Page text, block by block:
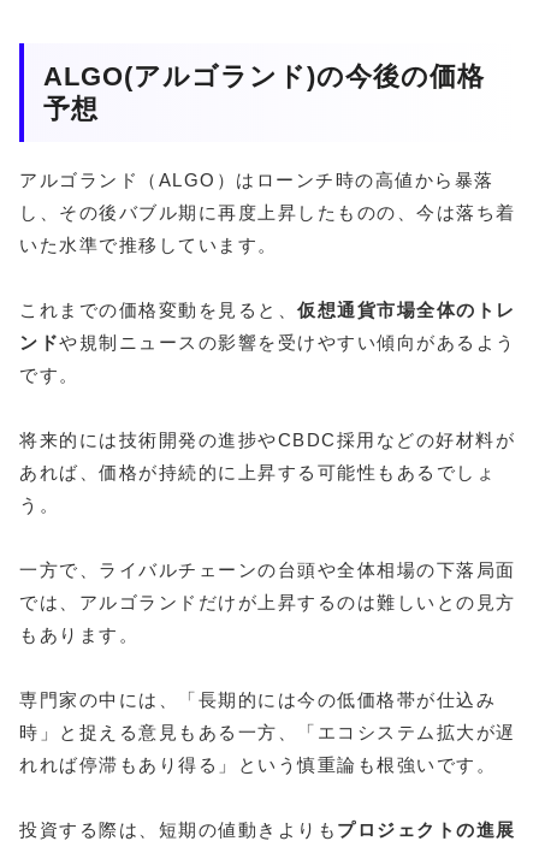
ALGO(アルゴランド)の今後の価格
予想
アルゴランド（ALGO）はローンチ時の高値から暴落
し、その後バブル期に再度上昇したものの、今は落ち着
いた水準で推移しています。
これまでの価格変動を見ると、 仮想通貨市場全体のトレ
ンドや規制ニュースの影響を受けやすい傾向があるよう
です。
将来的には技術開発の進捗やCBDC採用などの好材料が
あれば、価格が持続的に上昇する可能性もあるでしょ
う。
一方で、ライバルチェーンの台頭や全体相場の下落局面
では、アルゴランドだけが上昇するのは難しいとの見方
もあります。
専門家の中には、「長期的には今の低価格帯が仕込み
時」と捉える意見もある一方、「エコシステム拡大が遅
れれば停滞もあり得る」という慎重論も根強いです。
投資する際は、短期の値動きよりも プロジェクトの進展